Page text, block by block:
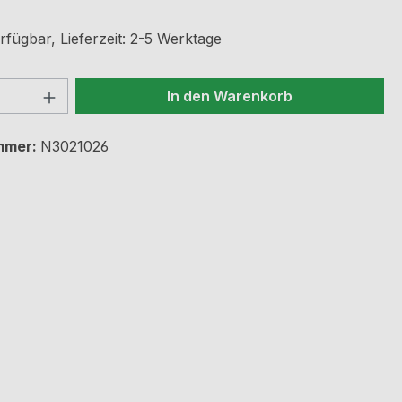
Lieferzeit: 2-5 Werktage
Anzahl: Gib den gewünschten Wert
In den Warenkorb
N3021026